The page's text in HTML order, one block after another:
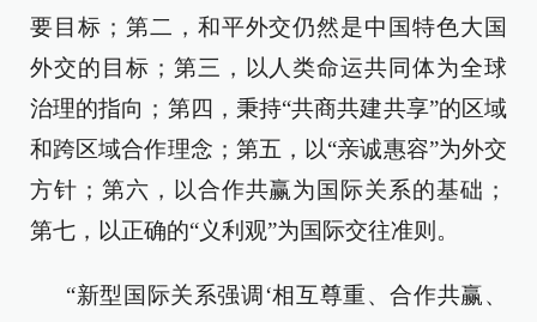
要目标；第二，和平外交仍然是中国特色大国
外交的目标；第三，以人类命运共同体为全球
治理的指向；第四，秉持“共商共建共享”的区域
和跨区域合作理念；第五，以“亲诚惠容”为外交
方针；第六，以合作共赢为国际关系的基础；
第七，以正确的“义利观”为国际交往准则。
“新型国际关系强调‘相互尊重、合作共赢、